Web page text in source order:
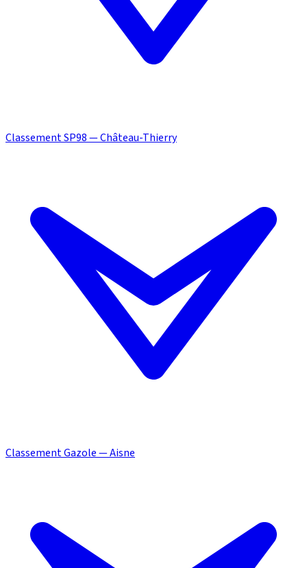
Classement SP98 — Château-Thierry
Classement Gazole — Aisne